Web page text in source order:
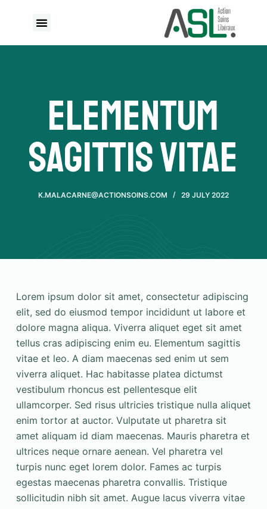
i
Elementum
sagittis vitae
K.MALACARNE@ACTIONSOINS.COM 29 JULY 2022
Lorem ipsum dolor sit amet, consectetur adipiscing
elit, sed do eiusmod tempor incididunt ut labore et
dolore magna aliqua. Viverra aliquet eget sit amet
tellus cras adipiscing enim eu. Elementum sagittis
vitae et leo. A diam maecenas sed enim ut sem
viverra aliquet. Hac habitasse platea dictumst
vestibulum rhoncus est pellentesque elit
ullamcorper. Sed risus ultricies tristique nulla aliquet
enim tortor at auctor. Vulputate ut pharetra sit
amet aliquam id diam maecenas. Mauris pharetra et
ultrices neque ornare aenean. Vel pharetra vel
turpis nunc eget lorem dolor. Fames ac turpis
egestas maecenas pharetra convallis. Tristique
sollicitudin nibh sit amet. Augue lacus viverra vitae